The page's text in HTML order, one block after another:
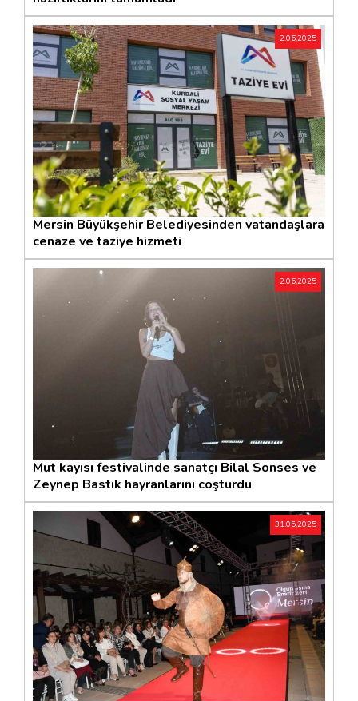
2.06.2025
Mersin Büyükşehir Belediyesinden vatandaşlara
cenaze ve taziye hizmeti
2.06.2025
Mut kayısı festivalinde sanatçı Bilal Sonses ve
Zeynep Bastık hayranlarını coşturdu
31.05.2025